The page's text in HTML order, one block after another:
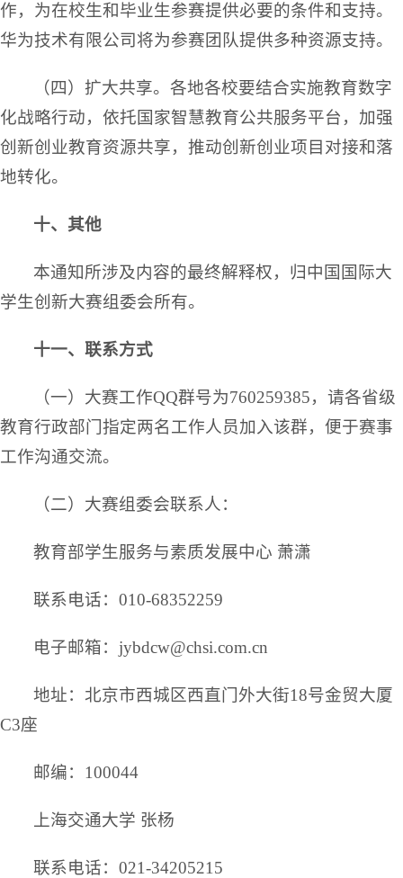
作，为在校生和毕业生参赛提供必要的条件和支持。
华为技术有限公司将为参赛团队提供多种资源支持。
（四）扩大共享。各地各校要结合实施教育数字
化战略行动，依托国家智慧教育公共服务平台，加强
创新创业教育资源共享，推动创新创业项目对接和落
地转化。
十、其他
本通知所涉及内容的最终解释权，归中国国际大
学生创新大赛组委会所有。
十一、联系方式
（一）大赛工作QQ群号为760259385，请各省级
教育行政部门指定两名工作人员加入该群，便于赛事
工作沟通交流。
（二）大赛组委会联系人：
教育部学生服务与素质发展中心 萧潇
联系电话：010-68352259
电子邮箱：jybdcw@chsi.com.cn
地址：北京市西城区西直门外大街18号金贸大厦
C3座
邮编：100044
上海交通大学 张杨
联系电话：021-34205215